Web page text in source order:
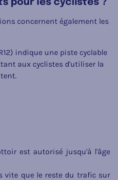
pour les cyclistes ?
concernent également les
indique une piste cyclable
aux cyclistes d'utiliser la
est autorisé jusqu'à l'âge
vite que le reste du trafic sur